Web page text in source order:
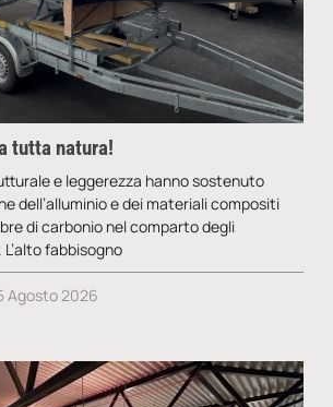
tutta natura!
e leggerezza hanno sostenuto
dell’alluminio e dei materiali compositi
di carbonio nel comparto degli
fabbisogno
Agosto 2026